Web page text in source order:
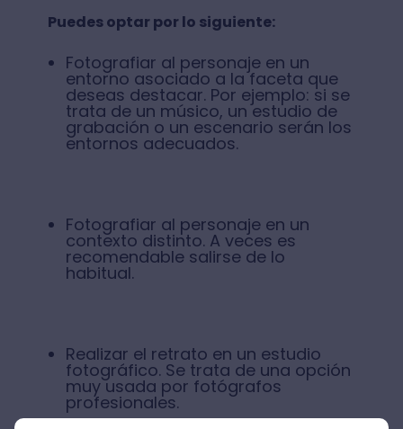
Puedes optar por lo siguiente:
Fotografiar al personaje en un
entorno asociado a la faceta que
deseas destacar. Por ejemplo: si se
trata de un músico, un estudio de
grabación o un escenario serán los
entornos adecuados.
Fotografiar al personaje en un
contexto distinto. A veces es
recomendable salirse de lo
habitual.
Realizar el retrato en un estudio
fotográfico. Se trata de una opción
muy usada por fotógrafos
profesionales.